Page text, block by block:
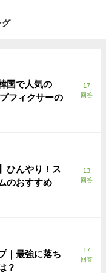
グ
国で人気の
フィクサーの
17
回答
ひんやり！ス
のおすすめ
13
回答
｜最強に落ち
？
17
回答